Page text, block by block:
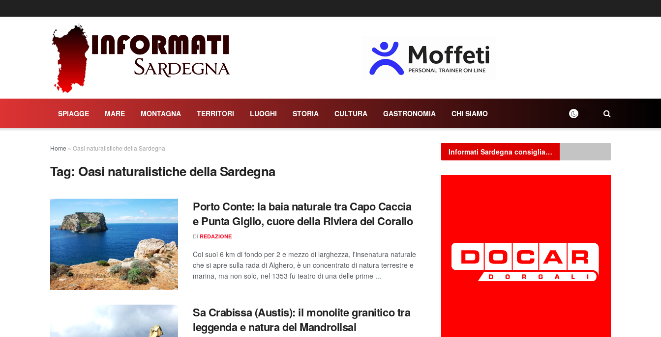
SPIAGGE MARE MONTAGNA TERRITORI LUOGHI STORIA CULTURA GASTRONOMIA CHI SIAMO
Home » Oasi naturalistiche della Sardegna
Tag: Oasi naturalistiche della Sardegna
Porto Conte: la baia naturale tra Capo Caccia
e Punta Giglio, cuore della Riviera del Corallo
DI REDAZIONE
Coi suoi 6 km di fondo per 2 e mezzo di larghezza, l'insenatura naturale
che si apre sulla rada di Alghero, è un concentrato di natura terrestre e
marina, ma non solo, nel 1353 fu teatro di una delle prime ...
Sa Crabissa (Austis): il monolite granitico tra
leggenda e natura del Mandrolisai
Informati Sardegna consiglia…